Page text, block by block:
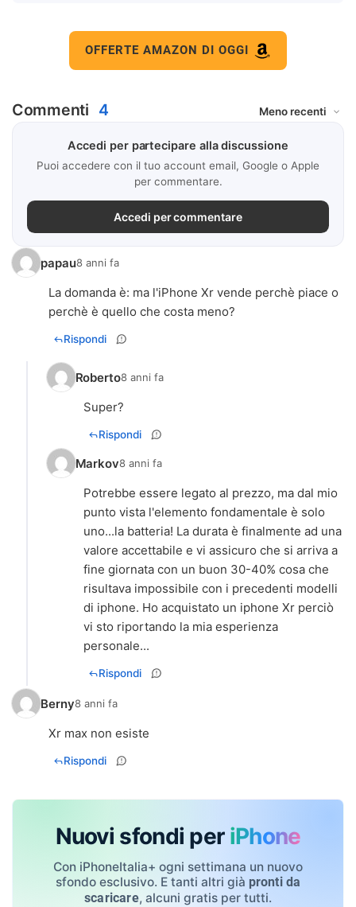
OFFERTE AMAZON DI OGGI
Commenti 4
Accedi per partecipare alla discussione
Puoi accedere con il tuo account email, Google o Apple
per commentare.
Accedi per commentare
papau8 anni fa
La domanda è: ma l'iPhone Xr vende perchè piace o
perchè è quello che costa meno?
Rispondi
Roberto8 anni fa
Super?
Rispondi
Markov8 anni fa
Potrebbe essere legato al prezzo, ma dal mio
punto vista l'elemento fondamentale è solo
uno...la batteria! La durata è finalmente ad una
valore accettabile e vi assicuro che si arriva a
fine giornata con un buon 30-40% cosa che
risultava impossibile con i precedenti modelli
di iphone. Ho acquistato un iphone Xr perciò
vi sto riportando la mia esperienza
personale...
Rispondi
Berny8 anni fa
Xr max non esiste
Rispondi
Nuovi sfondi per iPhone
Con iPhoneItalia+ ogni settimana un nuovo
sfondo esclusivo. E tanti altri già pronti da
scaricare, alcuni gratis per tutti.